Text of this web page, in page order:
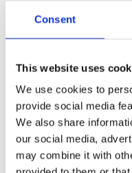
Consent
This website uses
We use cookies to
provide social media
We also share
our social media,
may combine it with
pri povratku u
rute uz
uživanje u
Spektakularni vidici
Kroz cijelu stazu,
uživat ćete u